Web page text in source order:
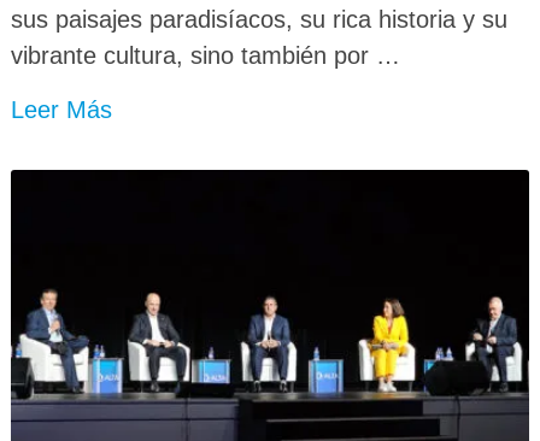
sus paisajes paradisíacos, su rica historia y su
vibrante cultura, sino también por …
Leer Más